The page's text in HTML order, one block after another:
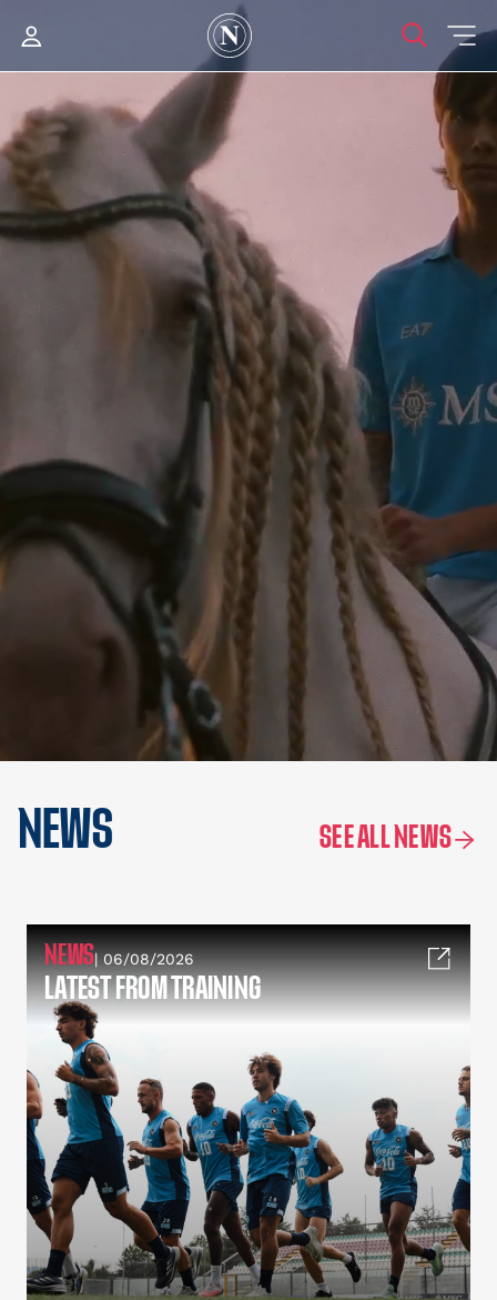
NEWS SEE ALL NEWS
NEWS| 06/08/2026
LATEST FROM TRAINING